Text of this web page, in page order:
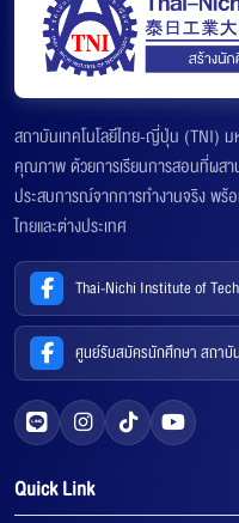
สถาบันเทคโนโลยีไทย-ญี่ปุ่น (TNI)
คุณภาพ ด้วยการเรียนการสอนที่ผส
ประสบการณ์จากการทำงานจริง พร้
ไทยและต่างประเทศ
Thai-Nichi Institute of
ศูนย์รับสมัครนักศึกษา สถาบั
Quick Link